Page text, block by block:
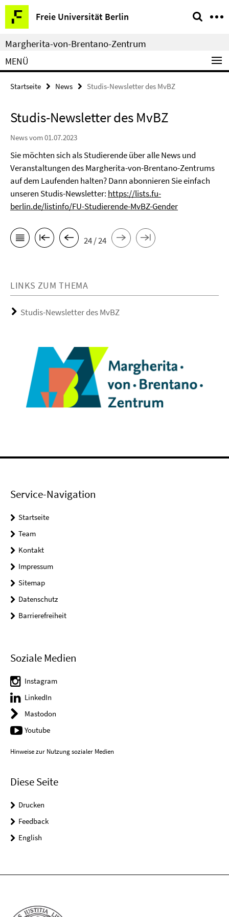
Springe
direkt
zu
Inhalt
Freie Universität Berlin
Service-
Navigation
Margherita-von-Brentano-Zentrum
MENÜ
Startseite News Studis-Newsletter des MvBZ
Studis-Newsletter des MvBZ
News vom 01.07.2023
Sie möchten sich als Studierende über alle News und
Veranstaltungen des Margherita-von-Brentano-Zentrums
auf dem Laufenden halten? Dann abonnieren Sie einfach
unseren Studis-Newsletter: https://lists.fu-
berlin.de/listinfo/FU-Studierende-MvBZ-Gender
24 / 24
LINKS ZUM THEMA
Studis-Newsletter des MvBZ
Service-Navigation
Startseite
Team
Kontakt
Impressum
Sitemap
Datenschutz
Barrierefreiheit
Soziale Medien
Instagram
LinkedIn
Mastodon
Youtube
Hinweise zur Nutzung sozialer Medien
Diese Seite
Drucken
Feedback
English